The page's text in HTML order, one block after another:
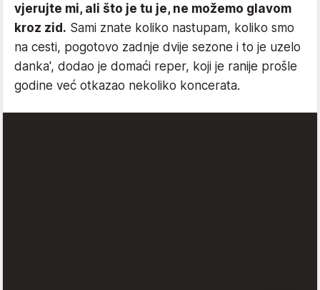
vjerujte mi, ali što je tu je, ne možemo glavom
kroz zid. Sami znate koliko nastupam, koliko smo
na cesti, pogotovo zadnje dvije sezone i to je uzelo
danka', dodao je domaći reper, koji je ranije prošle
godine već otkazao nekoliko koncerata.